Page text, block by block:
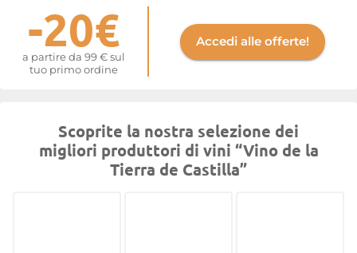
-20€
a partire da 99 € sul
tuo primo ordine
Accedi alle offerte!
Scoprite la nostra selezione dei
migliori produttori di vini “Vino de la
Tierra de Castilla”